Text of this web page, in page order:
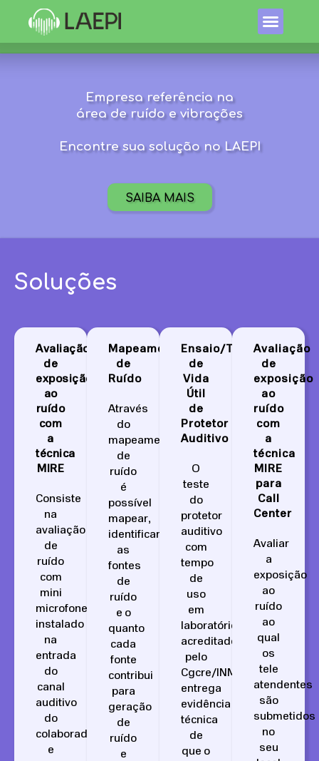
Empresa referência na
área de ruído e vibrações
Encontre sua solução no LAEPI
SAIBA MAIS
Soluções
Avaliação
de
exposição
ao
ruído
com
a
técnica
MIRE
Consiste
na
avaliação
de
ruído
com
mini
microfone
instalado
na
entrada
do
canal
auditivo
do
colaborador
e
Mapeamento
de
Ruído
Através
do
mapeamento
de
ruído
é
possível
mapear,
identificar
as
fontes
de
ruído
e o
quanto
cada
fonte
contribui
para
geração
de
ruído
e
Ensaio/Teste
de
Vida
Útil
de
Protetor
Auditivo
O
teste
do
protetor
auditivo
com
tempo
de
uso
em
laboratório
acreditado
pelo
Cgcre/INMETRO
entrega
evidência
técnica
de
que o
Avaliação
de
exposição
ao
ruído
com
a
técnica
MIRE
para
Call
Center
Avaliar
a
exposição
ao
ruído
ao
qual
os
tele
atendentes
são
submetidos
no
seu